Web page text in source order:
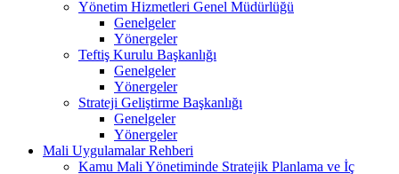
Yönetim Hizmetleri Genel Müdürlüğü
Genelgeler
Yönergeler
Teftiş Kurulu Başkanlığı
Genelgeler
Yönergeler
Strateji Geliştirme Başkanlığı
Genelgeler
Yönergeler
Mali Uygulamalar Rehberi
Kamu Mali Yönetiminde Stratejik Planlama ve İç